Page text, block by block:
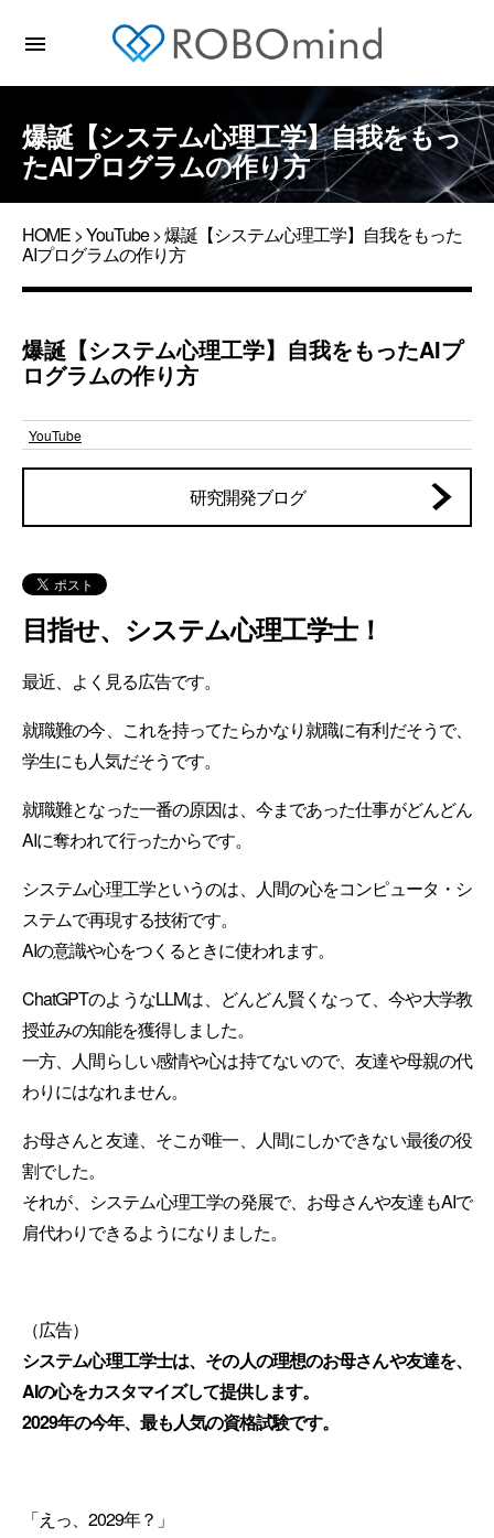
menu
爆誕【システム心理工学】自我をもっ
たAIプログラムの作り方
HOME>YouTube> 爆誕【システム心理工学】自我をもった
AIプログラムの作り方
爆誕【システム心理工学】自我をもったAIプ
ログラムの作り方
YouTube
研究開発ブログ
目指せ、システム心理工学士！
最近、よく見る広告です。
就職難の今、これを持ってたらかなり就職に有利だそうで、
学生にも人気だそうです。
就職難となった一番の原因は、今まであった仕事がどんどん
AIに奪われて行ったからです。
システム心理工学というのは、人間の心をコンピュータ・シ
ステムで再現する技術です。
AIの意識や心をつくるときに使われます。
ChatGPTのようなLLMは、どんどん賢くなって、今や大学教
授並みの知能を獲得しました。
一方、人間らしい感情や心は持てないので、友達や母親の代
わりにはなれません。
お母さんと友達、そこが唯一、人間にしかできない最後の役
割でした。
それが、システム心理工学の発展で、お母さんや友達もAIで
肩代わりできるようになりました。
（広告）
システム心理工学士は、その人の理想のお母さんや友達を、
AIの心をカスタマイズして提供します。
2029年の今年、最も人気の資格試験です。
「えっ、2029年？」